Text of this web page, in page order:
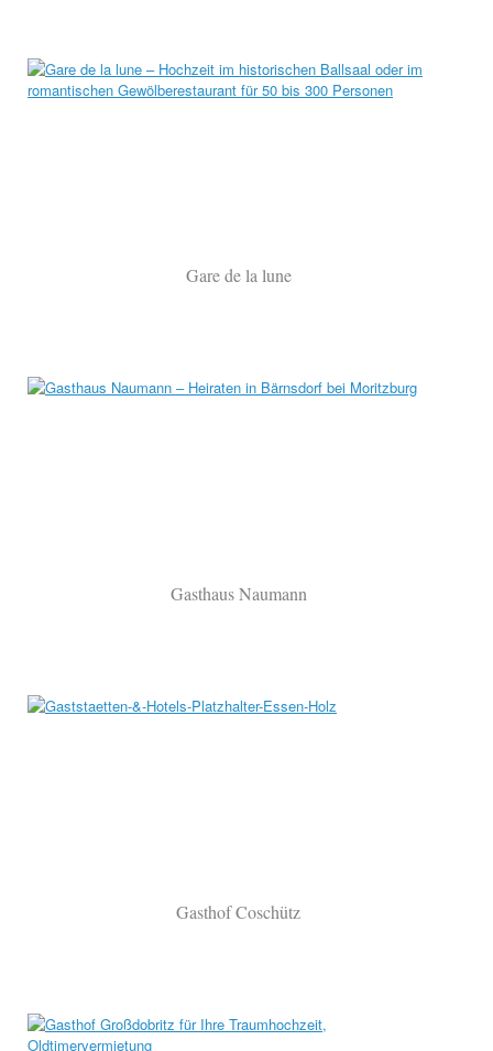
Gare de la lune
Gasthaus Naumann
Gasthof Coschütz